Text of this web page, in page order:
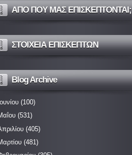
ΑΠΟ ΠΟΥ ΜΑΣ ΕΠΙΣΚΕΠΤΟΝΤΑΙ;
ΣΤΟΙΧΕΙΑ ΕΠΙΣΚΕΠΤΩΝ
Blog Archive
Ιουνίου (100)
(531)
(405)
(481)